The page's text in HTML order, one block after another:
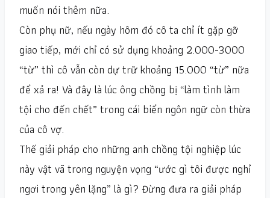
muốn nói thêm nữa.
Còn phụ nữ, nếu ngày hôm đó cô ta chỉ ít gặp gỡ
giao tiếp, mới chỉ có sử dụng khoảng 2.000-3000
“từ” thì cô vẫn còn dự trữ khoảng 15.000 “từ” nữa
để xả ra! Và đây là lúc ông chồng bị “làm tình làm
tội cho đến chết” trong cái biển ngôn ngữ còn thừa
của cô vợ.
Thế giải pháp cho những anh chồng tội nghiệp lúc
này vật vã trong nguyện vọng “ước gì tôi được nghỉ
ngơi trong yên lặng” là gì? Đừng đưa ra giải pháp